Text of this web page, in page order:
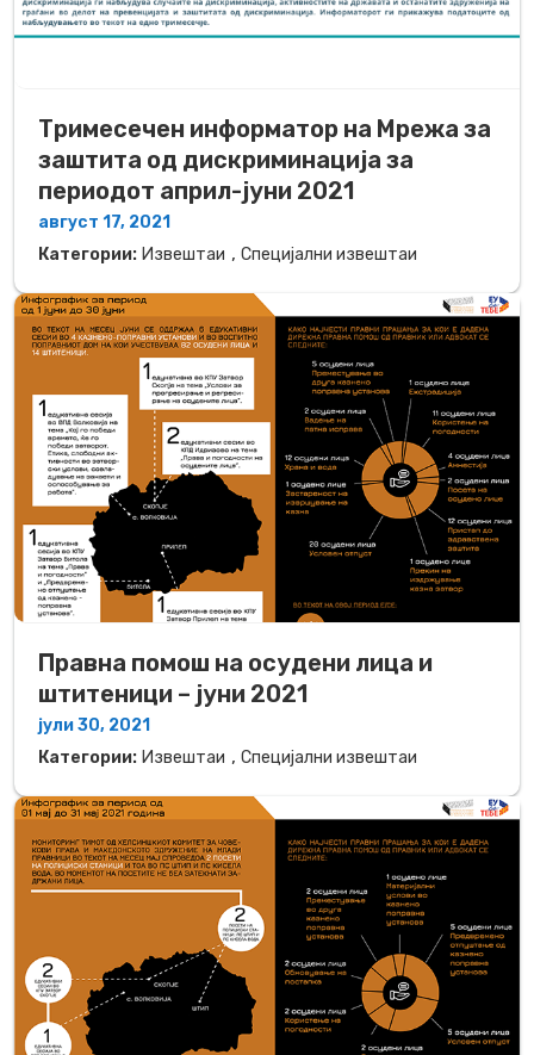
Тримесечен информатор на Мрежа за
заштита од дискриминација за
периодот април-јуни 2021
август 17, 2021
Категории: Извештаи , Специјални извештаи
Правна помош на осудени лица и
штитеници – јуни 2021
јули 30, 2021
Категории: Извештаи , Специјални извештаи